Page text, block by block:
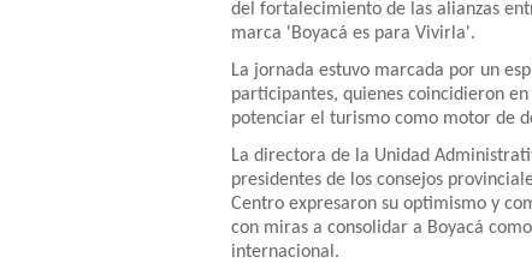
del fortalecimiento de las alianzas
marca 'Boyacá es para Vivirla'.
La jornada estuvo marcada por un
participantes, quienes coincidieron
potenciar el turismo como motor de
La directora de la Unidad
presidentes de los consejos
Centro expresaron su optimismo y
con miras a consolidar a Boyacá
internacional.